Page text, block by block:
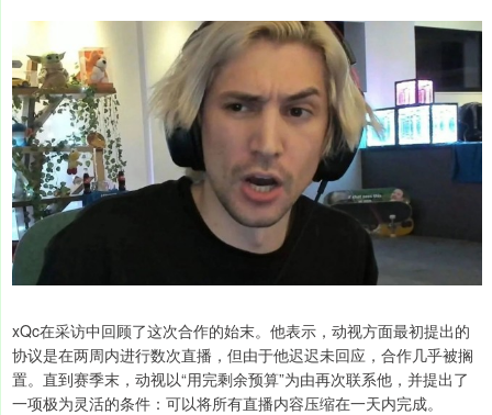
xQc在采访中回顾了这次合作的始末。他表示，动视方面最初提出的
协议是在两周内进行数次直播，但由于他迟迟未回应，合作几乎被搁
置。直到赛季末，动视以“用完剩余预算”为由再次联系他，并提出了
一项极为灵活的条件：可以将所有直播内容压缩在一天内完成。